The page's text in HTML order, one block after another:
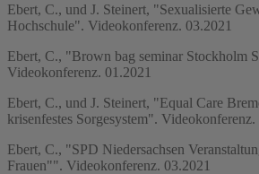
Ebert, C., und J. Steinert, "Sexualisierte
Hochschule". Videokonferenz. 03.2021
Ebert, C., "Brown bag seminar Stockholm
Videokonferenz. 01.2021
Ebert, C., und J. Steinert, "Equal Care
krisenfestes Sorgesystem". Videokonferenz.
Ebert, C., "SPD Niedersachsen
Frauen"". Videokonferenz. 03.2021